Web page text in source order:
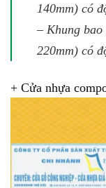
140mm) có
– Khung
220mm) có
+ Cửa nhựa